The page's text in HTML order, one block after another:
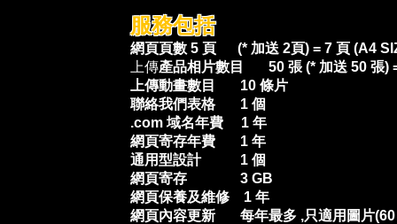
服務包括
網頁頁數 5 頁 (* 加送 2頁) = 7 頁 (A4
上傳產品相片數目 50 張 (* 加送 50 張)
上傳動畫數目 10 條片
聯絡我們表格 1 個
.com 域名年費 1 年
網頁寄存年費 1 年
通用型設計 1 個
網頁寄存 3 GB
網頁保養及維修 1 年
網頁內容更新 每年最多 ,只適用圖片(60